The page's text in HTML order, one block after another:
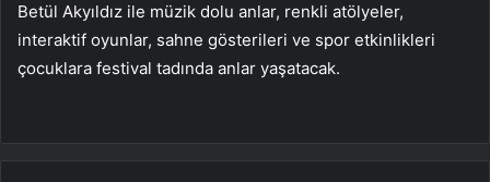
Betül Akyıldız ile müzik dolu anlar, renkli atölyeler,
interaktif oyunlar, sahne gösterileri ve spor etkinlikleri
çocuklara festival tadında anlar yaşatacak.